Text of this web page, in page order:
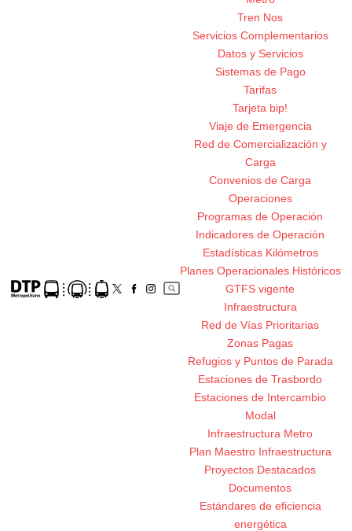
Tren Nos
Servicios Complementarios
Datos y Servicios
Sistemas de Pago
Tarifas
Tarjeta bip!
Viaje de Emergencia
Red de Comercialización y
Carga
Convenios de Carga
Operaciones
Programas de Operación
Indicadores de Operación
Estadísticas Kilómetros
Planes Operacionales Históricos
GTFS vigente
Infraestructura
Red de Vías Prioritarias
Zonas Pagas
Refugios y Puntos de Parada
Estaciones de Trasbordo
Estaciones de Intercambio
Modal
Infraestructura Metro
Plan Maestro Infraestructura
Proyectos Destacados
Documentos
Estándares de eficiencia
energética